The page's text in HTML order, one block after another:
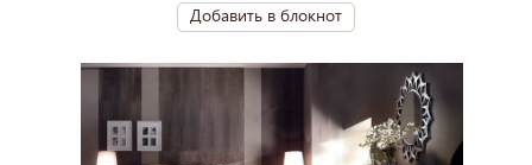
Добавить в блокнот